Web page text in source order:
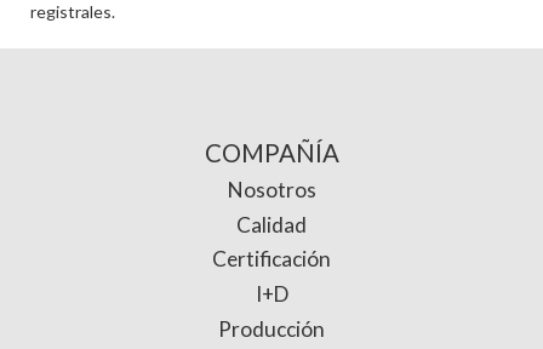
registrales.
COMPAÑÍA
Nosotros
Calidad
Certificación
I+D
Producción